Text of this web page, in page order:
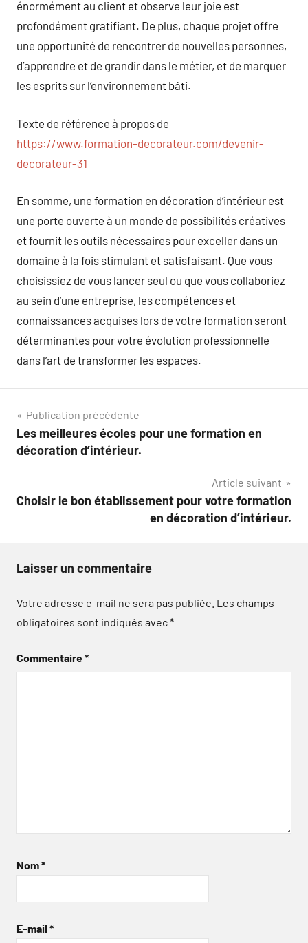
énormément au client et observe leur joie est
profondément gratifiant. De plus, chaque projet offre
une opportunité de rencontrer de nouvelles personnes,
d’apprendre et de grandir dans le métier, et de marquer
les esprits sur l’environnement bâti.
Texte de référence à propos de
https://www.formation-decorateur.com/devenir-
decorateur-31
En somme, une formation en décoration d’intérieur est
une porte ouverte à un monde de possibilités créatives
et fournit les outils nécessaires pour exceller dans un
domaine à la fois stimulant et satisfaisant. Que vous
choisissiez de vous lancer seul ou que vous collaboriez
au sein d’une entreprise, les compétences et
connaissances acquises lors de votre formation seront
déterminantes pour votre évolution professionnelle
dans l’art de transformer les espaces.
Navigation
de
Publication précédente
Les meilleures écoles pour une formation en
décoration d’intérieur.
Article suivant
Choisir le bon établissement pour votre formation
en décoration d’intérieur.
Laisser un commentaire
Votre adresse e-mail ne sera pas publiée. Les champs
obligatoires sont indiqués avec*
Commentaire*
Nom*
E-mail *